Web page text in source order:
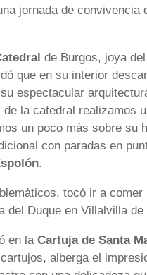
jornada de convivencia
de Burgos, joya
que en su interior
espectacular
la catedral realizamos
un poco más sobre su
con paradas en
.
tocó ir a comer
del Duque en Villalvilla de
en la Cartuja de Santa
alberga el